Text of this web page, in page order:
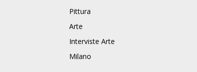
Pittura
Arte
Interviste Arte
Milano